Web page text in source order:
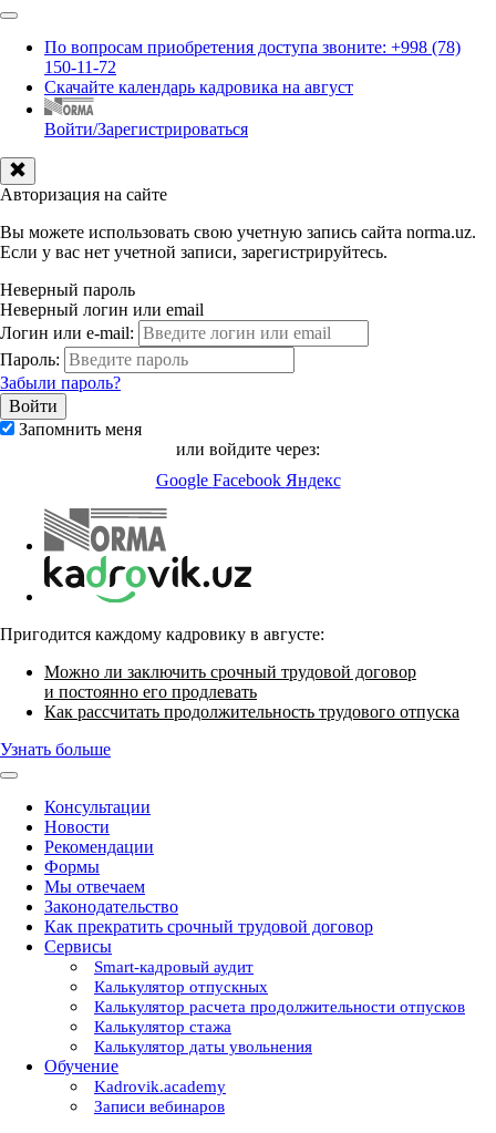
По вопросам приобретения доступа звоните: +998 (78)
150-11-72
Скачайте календарь кадровика на август
Войти/Зарегистрироваться
Авторизация на сайте
Вы можете использовать свою учетную запись сайта norma.uz.
Если у вас нет учетной записи, зарегистрируйтесь.
Неверный пароль
Неверный логин или email
Логин или e-mail:
Пароль:
Забыли пароль?
Запомнить меня
или войдите через:
Google Facebook Яндекс
Пригодится каждому кадровику в августе:
Можно ли заключить срочный трудовой договор
и постоянно его продлевать
Как рассчитать продолжительность трудового отпуска
Узнать больше
Консультации
Новости
Рекомендации
Формы
Мы отвечаем
Законодательство
Как прекратить срочный трудовой договор
Сервисы
Smart-кадровый аудит
Калькулятор отпускных
Калькулятор расчета продолжительности отпусков
Калькулятор стажа
Калькулятор даты увольнения
Обучение
Kadrovik.academy
Записи вебинаров